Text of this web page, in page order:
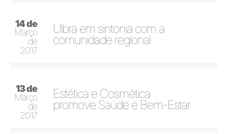
14 de
Março
de
2017
Ulbra em sintonia com a
comunidade regional
13 de
Março
de
2017
Estética e Cosmética
promove Saúde e Bem-Estar